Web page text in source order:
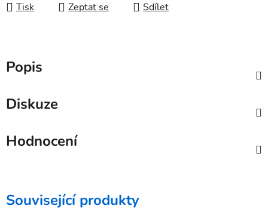
Tisk Zeptat se Sdílet
Popis
Diskuze
Hodnocení
Související produkty